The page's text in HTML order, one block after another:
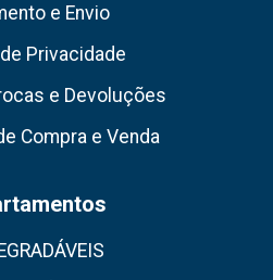
e Envio
Privacidade
e Devoluções
Compra e Venda